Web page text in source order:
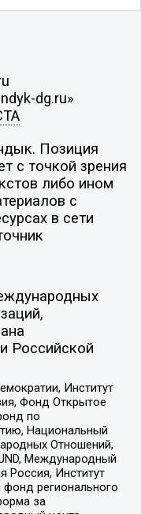
dg.ru»
Позиция
с точкой зрения
либо ином
с
в сети
Российской
Институт
Фонд Открытое
по
Национальный
Отношений,
Международный
Россия, Институт
регионального
за